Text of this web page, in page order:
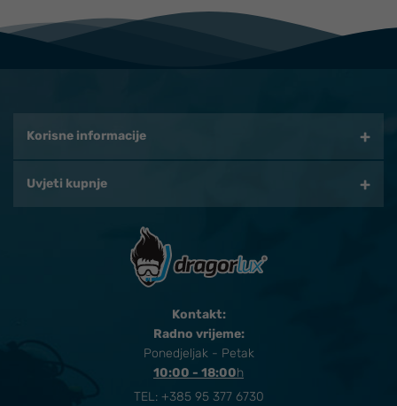
Korisne informacije
Uvjeti kupnje
Kontakt:
Radno vrijeme:
Ponedjeljak - Petak
10:00 - 18:00​h
TEL: +385 95 377 6730